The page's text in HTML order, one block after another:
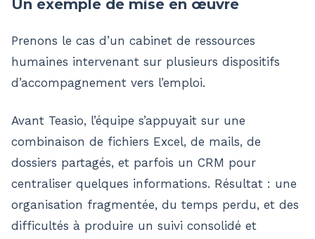
Un exemple de mise en œuvre
Prenons le cas d’un cabinet de ressources
humaines intervenant sur plusieurs dispositifs
d’accompagnement vers l’emploi.
Avant Teasio, l’équipe s’appuyait sur une
combinaison de fichiers Excel, de mails, de
dossiers partagés, et parfois un CRM pour
centraliser quelques informations. Résultat : une
organisation fragmentée, du temps perdu, et des
difficultés à produire un suivi consolidé et